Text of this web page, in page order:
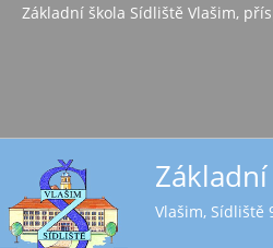
Základní škola Sídliště Vlašim,
Vlašim, Sídliště